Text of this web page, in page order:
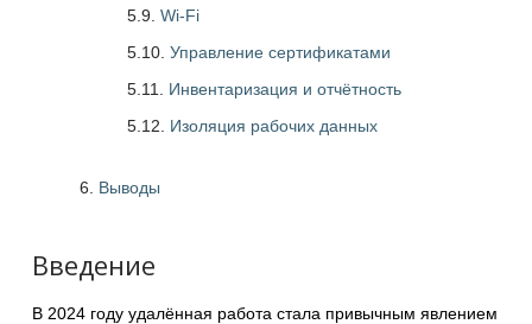
5.9. Wi-Fi
5.10. Управление сертификатами
5.11. Инвентаризация и отчётность
5.12. Изоляция рабочих данных
Выводы
Введение
В 2024 году удалённая работа стала привычным явлением